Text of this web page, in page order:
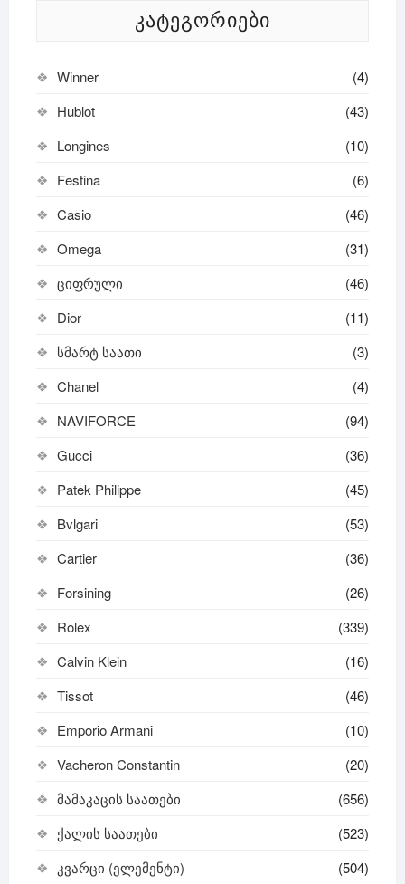
ᲙᲐᲢᲔᲒᲝᲠᲘᲔᲑᲘ
Winner
(4)
Hublot
(43)
Longines
(10)
Festina
(6)
Casio
(46)
Omega
(31)
ციფრული
(46)
Dior
(11)
სმარტ საათი
(3)
Chanel
(4)
NAVIFORCE
(94)
Gucci
(36)
Patek Philippe
(45)
Bvlgari
(53)
Cartier
(36)
Forsining
(26)
Rolex
(339)
Calvin Klein
(16)
Tissot
(46)
Emporio Armani
(10)
Vacheron Constantin
(20)
მამაკაცის საათები
(656)
ქალის საათები
(523)
კვარცი (ელემენტი)
(504)